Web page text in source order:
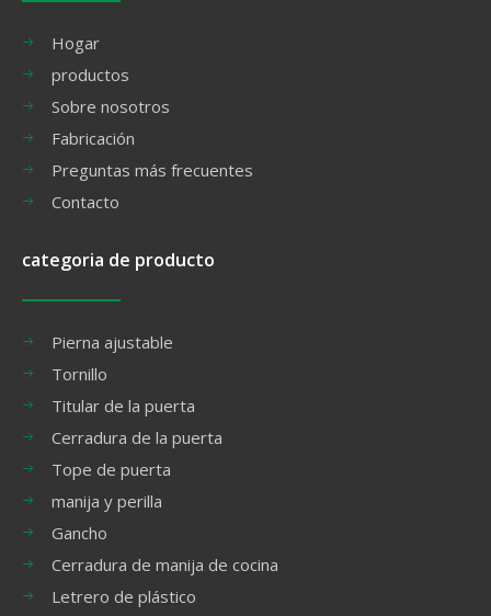
Hogar
productos
Sobre nosotros
Fabricación
Preguntas más frecuentes
Contacto
categoria de producto
Pierna ajustable
Tornillo
Titular de la puerta
Cerradura de la puerta
Tope de puerta
manija y perilla
Gancho
Cerradura de manija de cocina
Letrero de plástico